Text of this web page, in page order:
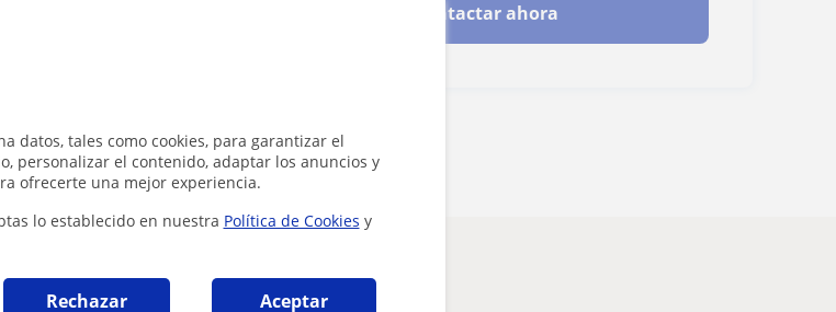
datos, tales como cookies, para garantizar el
personalizar el contenido, adaptar los anuncios y
ofrecerte una mejor experiencia.
lo establecido en nuestra Política de Cookies y
Rechazar Aceptar
Contactar ahora
pueden interesarte